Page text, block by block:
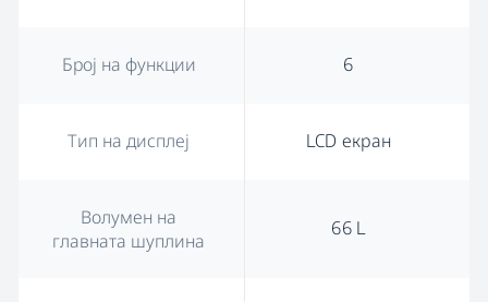
Број на функции 6
Тип на дисплеј LCD екран
Волумен на
главната шуплина
66 L